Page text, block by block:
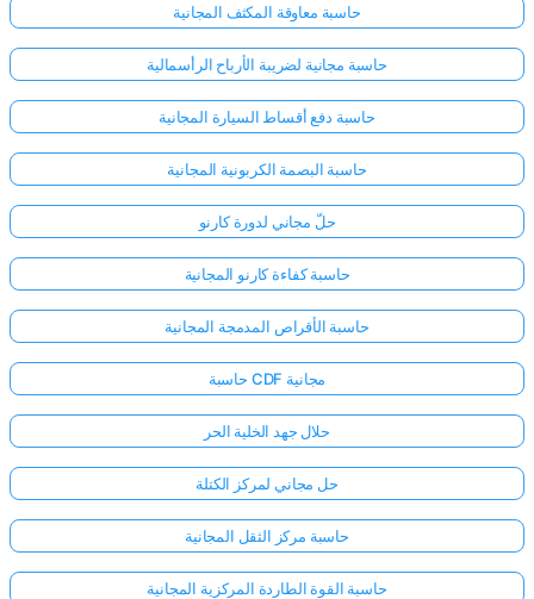
حاسبة معاوقة المكثف المجانية
حاسبة مجانية لضريبة الأرباح الرأسمالية
حاسبة دفع أقساط السيارة المجانية
حاسبة البصمة الكربونية المجانية
حلّ مجاني لدورة كارنو
حاسبة كفاءة كارنو المجانية
حاسبة الأقراص المدمجة المجانية
حاسبة CDF مجانية
حلال جهد الخلية الحر
حل مجاني لمركز الكتلة
حاسبة مركز الثقل المجانية
حاسبة القوة الطاردة المركزية المجانية